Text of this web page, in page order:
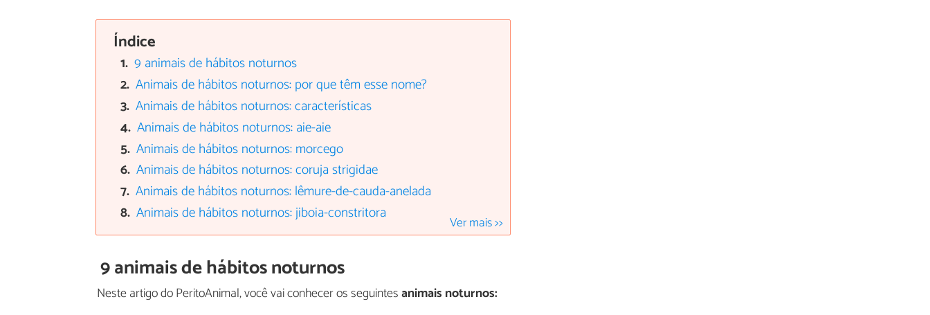
Índice
9 animais de hábitos noturnos
Animais de hábitos noturnos: por que têm esse nome?
Animais de hábitos noturnos: características
Animais de hábitos noturnos: aie-aie
Animais de hábitos noturnos: morcego
Animais de hábitos noturnos: coruja strigidae
Animais de hábitos noturnos: lêmure-de-cauda-anelada
Animais de hábitos noturnos: jiboia-constritora
Ver mais >>
9 animais de hábitos noturnos
Neste artigo do PeritoAnimal, você vai conhecer os seguintesanimais noturnos: